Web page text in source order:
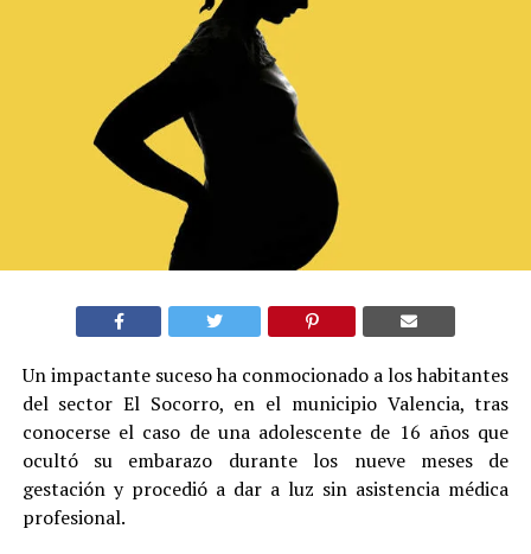
Un impactante suceso ha conmocionado a los habitantes
del sector El Socorro, en el municipio Valencia, tras
conocerse el caso de una adolescente de 16 años que
ocultó su embarazo durante los nueve meses de
gestación y procedió a dar a luz sin asistencia médica
profesional.